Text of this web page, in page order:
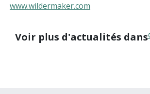
www.wildermaker.com
Voir plus d'actualités dans